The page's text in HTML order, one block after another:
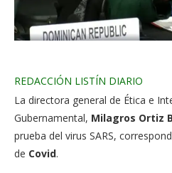
Facebook
Twitter
Whatsapp
Comentarios
REDACCIÓN LISTÍN DIARIO
La directora general de Ética e
Gubernamental, Milagros Ortiz
prueba del virus SARS,
de Covid.